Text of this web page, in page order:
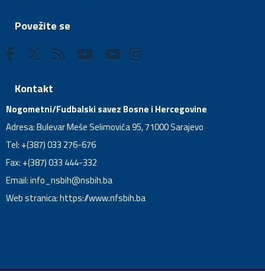
Povežite se
Kontakt
Nogometni/Fudbalski savez Bosne i Hercegovine
Adresa: Bulevar Meše Selimovića 95, 71000 Sarajevo
Tel: +(387) 033 276-676
Fax: +(387) 033 444-332
Email:info_nsbih@nsbih.ba
Web stranica: https://www.nfsbih.ba